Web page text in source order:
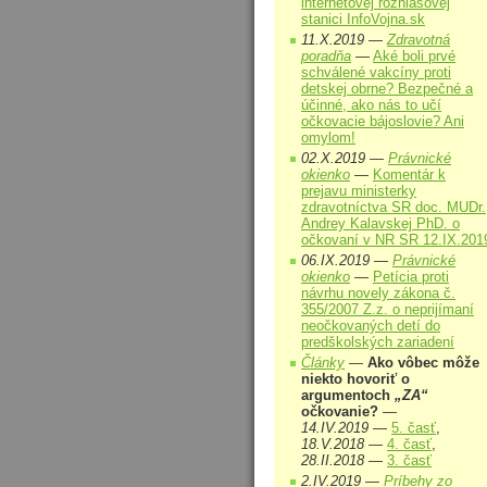
stanici InfoVojna.sk
11.X.2019 —Zdravotná
poradňa — Aké boli prvé
schválené vakcíny proti
detskej obrne? Bezpečné a
účinné, ako nás to učí
očkovacie bájoslovie? Ani
omylom!
02.X.2019 — Právnické
okienko — Komentár k
prejavu ministerky
zdravotníctva SR doc. MUDr.
Andrey Kalavskej PhD. o
očkovaní v NR SR
06.IX.2019 — Právnické
okienko — Petícia proti
návrhu novely zákona č.
355/2007 Z.z. o neprijímaní
neočkovaných detí do
predškolských zariadení
Články — Ako vôbec môže
niekto hovoriť o
argumentoch „ZA“
očkovanie? —
14.IV.2019 — 5. časť,
18.V.2018 — 4. časť,
28.II.2018 — 3. časť
2.IV.2019 — Príbehy zo